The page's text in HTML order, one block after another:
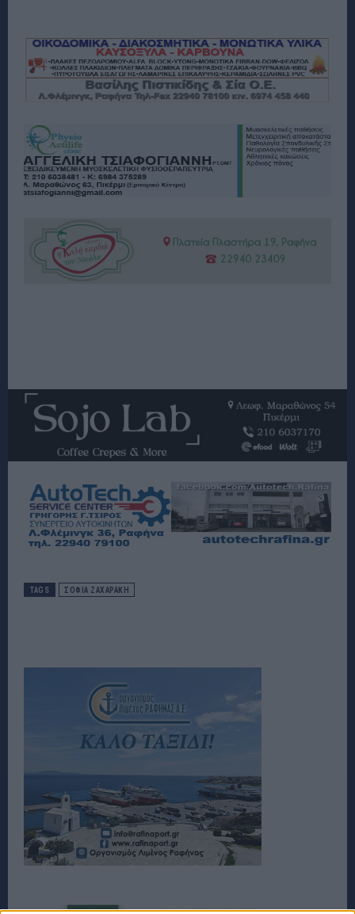
TAGS ΣΟΦΙΑ ΖΑΧΑΡΑΚΗ